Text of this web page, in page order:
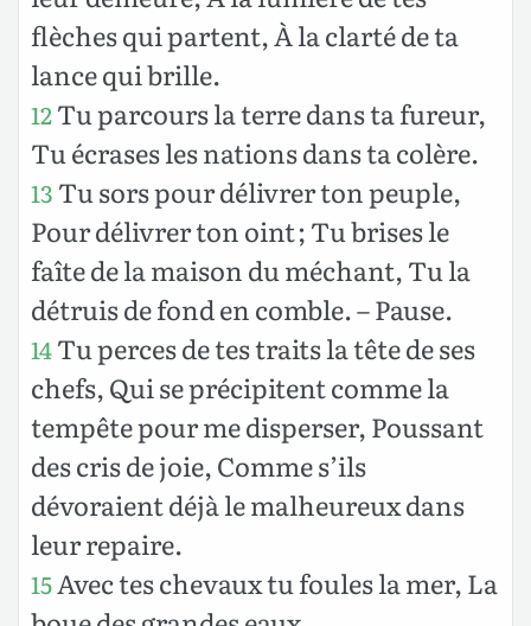
flèches qui partent, À la clarté de ta
lance qui brille.
12Tu parcours la terre dans ta fureur,
Tu écrases les nations dans ta colère.
13 Tu sors pour délivrer ton peuple,
Pour délivrer ton oint ; Tu brises le
faîte de la maison du méchant, Tu la
détruis de fond en comble. – Pause.
14Tu perces de tes traits la tête de ses
chefs, Qui se précipitent comme la
tempête pour me disperser, Poussant
des cris de joie, Comme s’ils
dévoraient déjà le malheureux dans
leur repaire.
15Avec tes chevaux tu foules la mer, La